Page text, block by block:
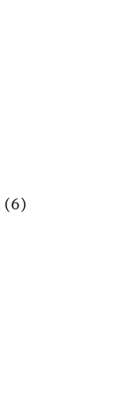
(6)